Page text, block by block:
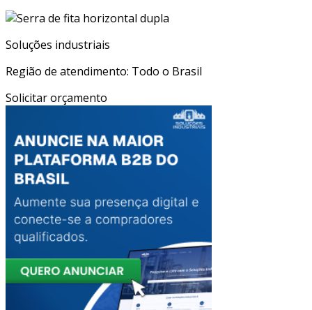
Soluções industriais
Região de atendimento: Todo o Brasil
Solicitar orçamento